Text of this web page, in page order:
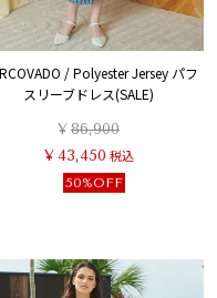
/ Polyester Jersey パフ
スリーブドレス(SALE)
¥86,900
¥ 43,450 税込
50%OFF